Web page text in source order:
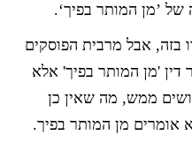
של ’מן המותר בפיך‘.
אבל מרבית הפוסקים
'מן המותר בפיך' אלא
ממש, מה שאין כן
אומרים מן המותר בפיך.